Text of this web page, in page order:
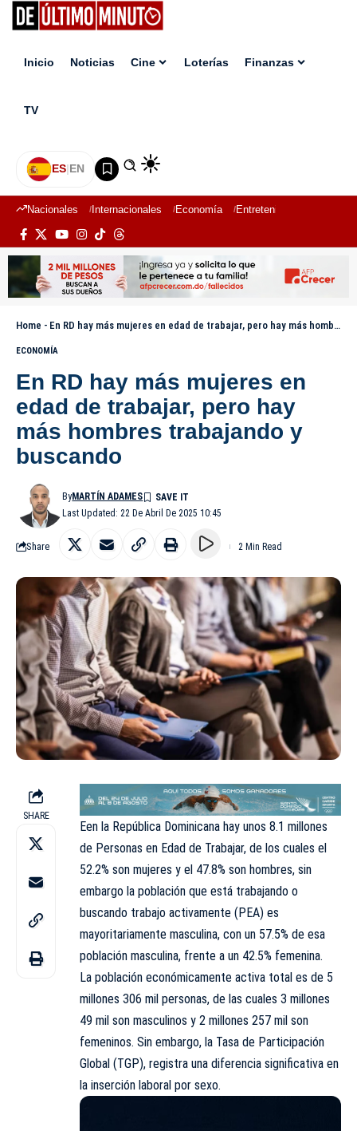
Inicio Noticias Cine Loterías Finanzas
TV
ES|EN
Nacionales Internacionales Economía Entretenimiento
Home - En RD hay más mujeres en edad de trabajar, pero hay más hombres trabajando y buscando
ECONOMÍA
En RD hay más mujeres en
edad de trabajar, pero hay
más hombres trabajando y
buscando
Last Updated: 22 De Abril De 2025 10:45
ByMARTÍN ADAMES
Share 2 Min Read
SHARE
Een la República Dominicana hay unos 8.1 millones
de Personas en Edad de Trabajar, de los cuales el
52.2% son mujeres y el 47.8% son hombres, sin
embargo la población que está trabajando o
buscando trabajo activamente (PEA) es
mayoritariamente masculina, con un 57.5% de esa
población masculina, frente a un 42.5% femenina.
La población económicamente activa total es de 5
millones 306 mil personas, de las cuales 3 millones
49 mil son masculinos y 2 millones 257 mil son
femeninos. Sin embargo, la Tasa de Participación
Global (TGP), registra una diferencia significativa en
la inserción laboral por sexo.